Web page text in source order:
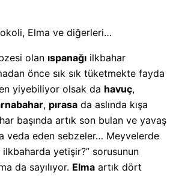
Elma ve diğerleri…
olan ıspanağı ilkbahar
önce sık sık tüketmekte fayda
yiyebiliyor olsak da havuç,
, pırasa da aslında kışa
başında artık son bulan ve yavaş
veda eden sebzeler… Meyvelerde
yetişir?” sorusunun
da sayılıyor. Elma artık dört